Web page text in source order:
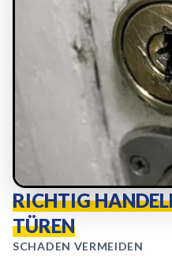
RICHTIG
TÜREN
SCHADEN VERMEIDEN